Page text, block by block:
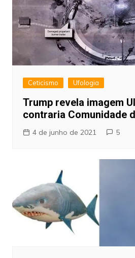
Ceticismo Ufologia
Trump revela imagem
contraria Comunidade
4 de junho de 2021 5